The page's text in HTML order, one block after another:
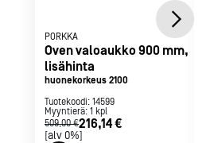
PORKKA
Oven valoaukko 900 mm,
lisähinta
huonekorkeus 2100
Tuotekoodi: 14599
Myyntierä: 1 kpl
509,00 €216,14 €
[alv 0%]